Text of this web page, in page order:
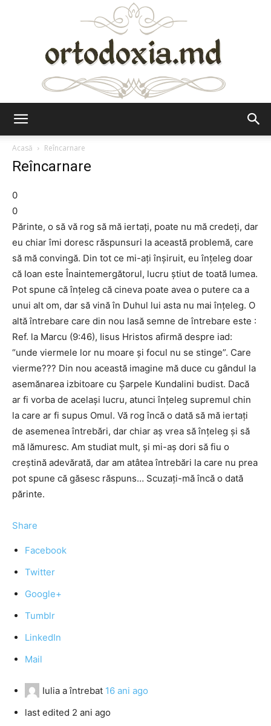
Acasă
Reîncarnare
Reîncarnare
0
0
Părinte, o să vă rog să mă iertaţi, poate nu mă credeţi, dar
eu chiar îmi doresc răspunsuri la această problemă, care
să mă convingă. Din tot ce mi-aţi înşiruit, eu înţeleg doar
că Ioan este Înaintemergătorul, lucru ştiut de toată lumea.
Pot spune că înţeleg că cineva poate avea o putere ca a
unui alt om, dar să vină în Duhul lui asta nu mai înţeleg. O
altă întrebare care din nou lasă semne de întrebare este :
Ref. la Marcu (9:46), Iisus Hristos afirmă despre iad:
“unde viermele lor nu moare şi focul nu se stinge”. Care
vierme??? Din nou această imagine mă duce cu gândul la
asemănarea izbitoare cu Şarpele Kundalini budist. Dacă
ar fi vorba de acelaşi lucru, atunci înţeleg supremul chin
la care ar fi supus Omul. Vă rog încă o dată să mă iertaţi
de asemenea întrebări, dar chiar aş vrea să înţeleg şi să
mă lămuresc. Am studiat mult, şi mi-aş dori să fiu o
creştină adevărată, dar am atâtea întrebări la care nu prea
pot spune că găsesc răspuns… Scuzaţi-mă încă o dată
părinte.
Share
Facebook
Twitter
Google+
Tumblr
LinkedIn
Mail
Iulia a întrebat 16 ani ago
last edited 2 ani ago